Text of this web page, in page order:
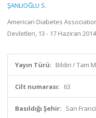
ŞANLIOĞLU S.
American Diabetes
Devletleri, 13 - 17 Haziran
Yayın Türü: Bildiri / Tam
Cilt numarası: 63
Basıldığı Şehir: San